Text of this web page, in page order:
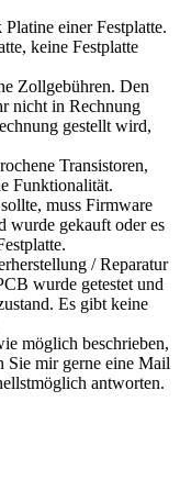
einer Festplatte.
keine Festplatte
Zollgebühren. Den
nicht in Rechnung
gestellt wird,
Transistoren,
Funktionalität.
muss Firmware
wurde gekauft oder es
/ Reparatur
wurde getestet und
Es gibt keine
möglich beschrieben,
Sie mir gerne eine Mail
antworten.